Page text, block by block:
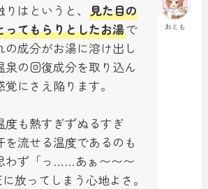
おとも
りはというと、見た目の
ってもらりとしたお湯で
の成分がお湯に溶け出し
泉の回復成分を取り込ん
にさえ陥ります。
度も熱すぎずぬるすぎ
を流せる温度であるのも
わず「っ……あぁ〜〜〜
ってしまう心地よさ。